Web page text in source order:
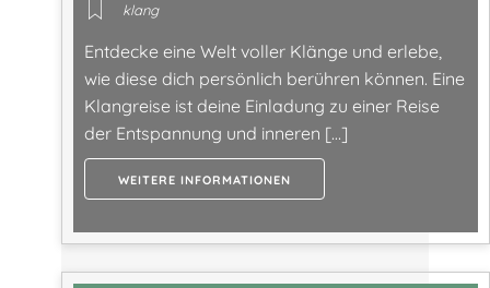
klang
Entdecke eine Welt voller Klänge und erlebe,
wie diese dich persönlich berühren können. Eine
Klangreise ist deine Einladung zu einer Reise
der Entspannung und inneren […]
WEITERE INFORMATIONEN